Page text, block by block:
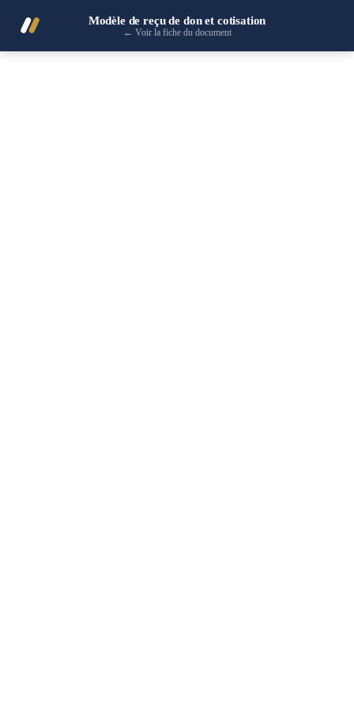
Modèle de reçu de don et cotisation
← Voir la fiche du document